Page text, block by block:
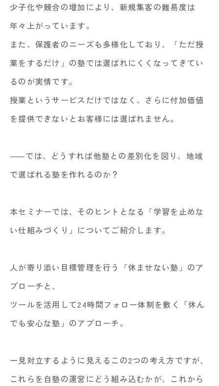
少子化や競合の増加により、新規集客の難易度は
年々上がっています。
また、保護者のニーズも多様化しており、「ただ授
業をするだけ」の塾では選ばれにくくなってきてい
るのが実情です。
授業というサービスだけではなく、さらに付加価値
を提供できないとお客様には選ばれません。
⸺では、どうすれば他塾との差別化を図り、地域
で選ばれる塾を作れるのか？
本セミナーでは、そのヒントとなる「学習を止めな
い仕組みづくり」についてご紹介します。
人が寄り添い目標管理を行う「休ませない塾」のア
プローチと、
ツールを活用して24時間フォロー体制を敷く「休ん
でも安心な塾」のアプローチ。
一見対立するように見えるこの2つの考え方ですが、
これらを自塾の運営にどう組み込むかが、これから